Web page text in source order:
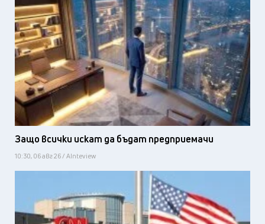
Защо всички искат да бъдат предприемачи
10:30, 06 авг 26 / AInteview